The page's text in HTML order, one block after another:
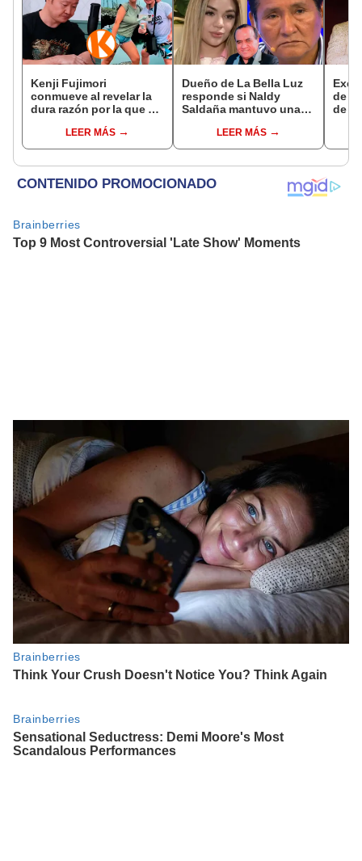
Kenji Fujimori
conmueve al revelar la
dura razón por la que no
esposa Erika Muñóz: "El
proceso judicial"
LEER MÁS
Dueño de La Bella Luz
responde si Naldy
Saldaña mantuvo una
exdirector musical: “No
me consta”
LEER MÁS
de
de